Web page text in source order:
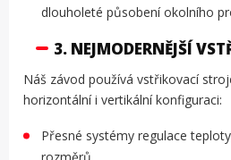
dlouholeté působení okolního
3. NEJMODERNĚJŠÍ
Náš závod používá vstřikovací
horizontální i vertikální konfiguraci:
Přesné systémy regulace
rozměrů.